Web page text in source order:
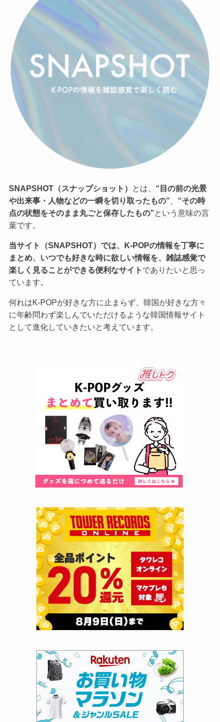
SNAPSHOT（スナップショット） とは、 “目の前の光景
や出来事・人物などの一瞬を切り取ったもの”
“その時
点の状態をそのまま丸ごと保存したもの” という意味の言
葉です。
当サイト（SNAPSHOT）では、K-POPの情報を丁寧に
まとめ、いつでも好きな時に欲しい情報を、雑誌感覚で
楽しく見ることができる便利なサイト でありたいと思っ
ています。
何れはK-POPが好きな方に止まらず、韓国が好きな方々
に年齢問わず楽しんでいただけるような韓国情報サイト
として進化していきたいと考えています。